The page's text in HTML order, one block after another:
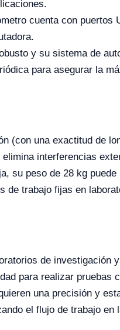
cuenta con puertos
y su sistema de
para asegurar la
(con una exactitud de
interferencias
su peso de 28 kg
de trabajo fijas en
de investigación
para realizar pruebas
una precisión y
el flujo de trabajo en